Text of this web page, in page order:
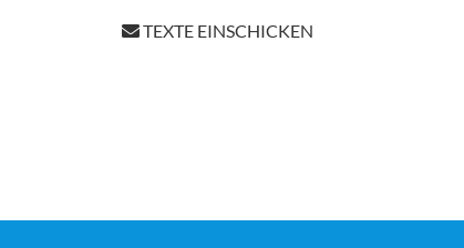
TEXTE EINSCHICKEN